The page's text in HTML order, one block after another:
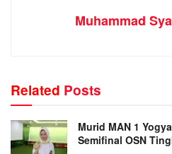
Muhammad
Related Posts
Murid MAN 1
Semifinal OSN